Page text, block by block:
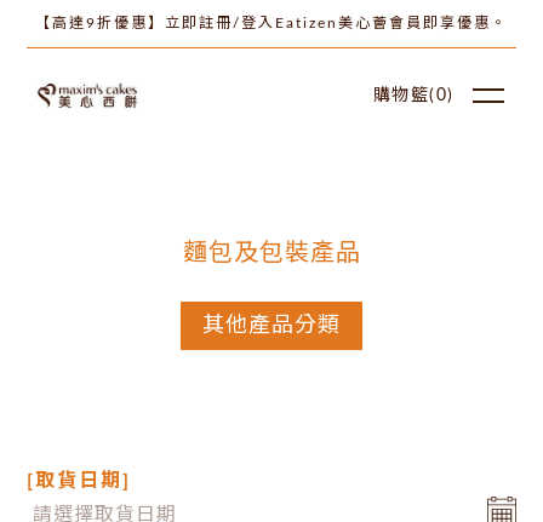
【高達9折優惠】立即註冊/登入Eatizen美心薈會員即享優惠。
購物籃( 0)
麵包及包裝產品
其他產品分類
[取貨日期]